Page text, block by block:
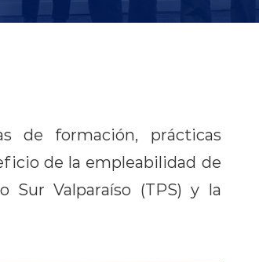
de formación, prácticas
de la empleabilidad de
Sur Valparaíso (TPS) y la